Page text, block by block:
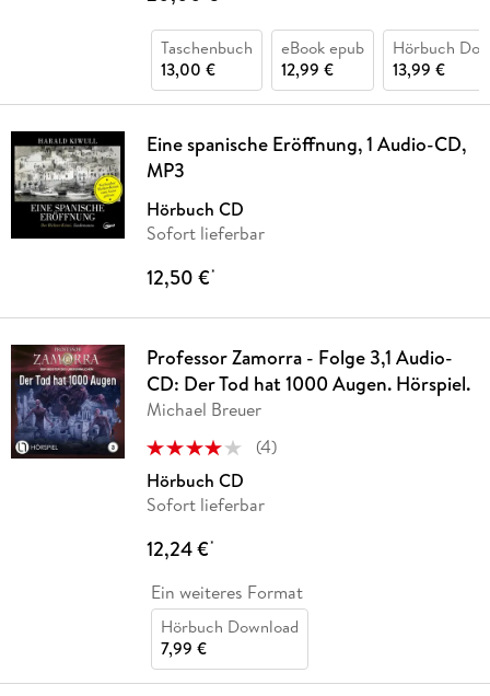
Taschenbuch
13,00 €
eBook epub
12,99 €
Hörbuch
13,99 €
Eine spanische Eröffnung, 1 Audio-CD,
MP3
Hörbuch CD
Sofort lieferbar
12,50 €*
Professor Zamorra - Folge 3,1 Audio-
CD: Der Tod hat 1000 Augen. Hörspiel.
Michael Breuer
(4)
Hörbuch CD
Sofort lieferbar
12,24 €*
Ein weiteres Format
Hörbuch Download
7,99 €